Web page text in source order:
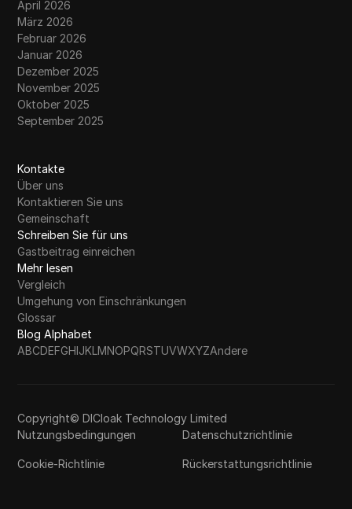
April 2026
März 2026
Februar 2026
Januar 2026
Dezember 2025
November 2025
Oktober 2025
September 2025
Kontakte
Über uns
Kontaktieren Sie uns
Gemeinschaft
Schreiben Sie für uns
Gastbeitrag einreichen
Mehr lesen
Vergleich
Umgehung von Einschränkungen
Glossar
Blog Alphabet
ABCDEFGHIJKLMNOPQRSTUVWXYZAndere
Copyright© DICloak Technology Limited
Nutzungsbedingungen
Datenschutzrichtlinie
Cookie-Richtlinie Rückerstattungsrichtlinie